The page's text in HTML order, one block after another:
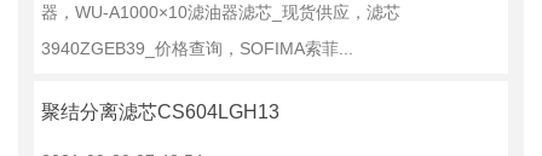
器，WU-A1000×10滤油器滤芯_现货供应，滤芯
3940ZGEB39_价格查询，SOFIMA索菲...
聚结分离滤芯CS604LGH13